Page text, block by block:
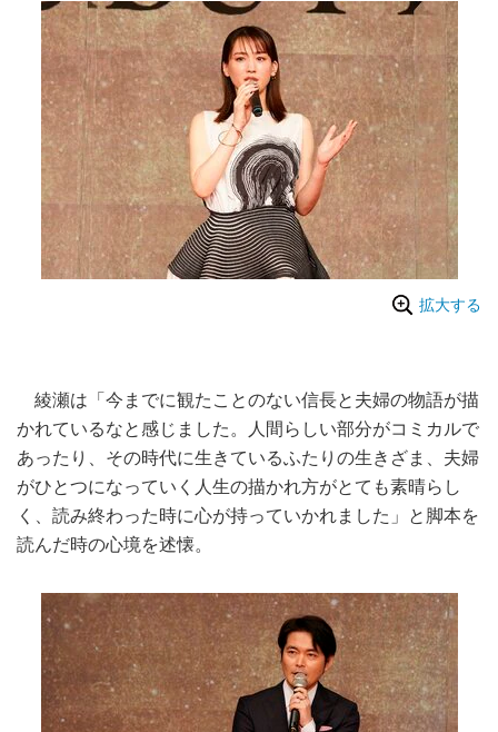
拡大する
綾瀬は「今までに観たことのない信長と夫婦の物語が描
かれているなと感じました。人間らしい部分がコミカルで
あったり、その時代に生きているふたりの生きざま、夫婦
がひとつになっていく人生の描かれ方がとても素晴らし
く、読み終わった時に心が持っていかれました」と脚本を
読んだ時の心境を述懐。